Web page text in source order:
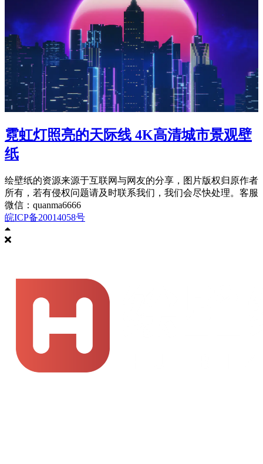
霓虹灯照亮的天际线 4K高清城市景观壁
纸
绘壁纸的资源来源于互联网与网友的分享，图片版权归原作者
所有，若有侵权问题请及时联系我们，我们会尽快处理。客服
微信：quanma6666
皖ICP备20014058号